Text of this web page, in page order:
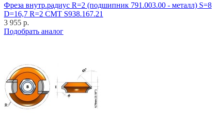
Фреза внутр.радиус R=2 (подшипник 791.003.00 - металл) S=8
D=16,7 R=2 CMT S938.167.21
3 955 р.
Подобрать аналог